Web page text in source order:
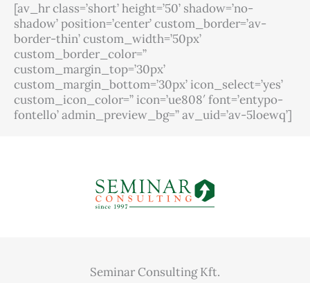
[av_hr class=’short’ height=’50’ shadow=’no-
shadow’ position=’center’ custom_border=’av-
border-thin’ custom_width=’50px’
custom_border_color=”
custom_margin_top=’30px’
custom_margin_bottom=’30px’ icon_select=’yes’
custom_icon_color=” icon=’ue808′ font=’entypo-
fontello’ admin_preview_bg=” av_uid=’av-5loewq’]
Seminar Consulting Kft.